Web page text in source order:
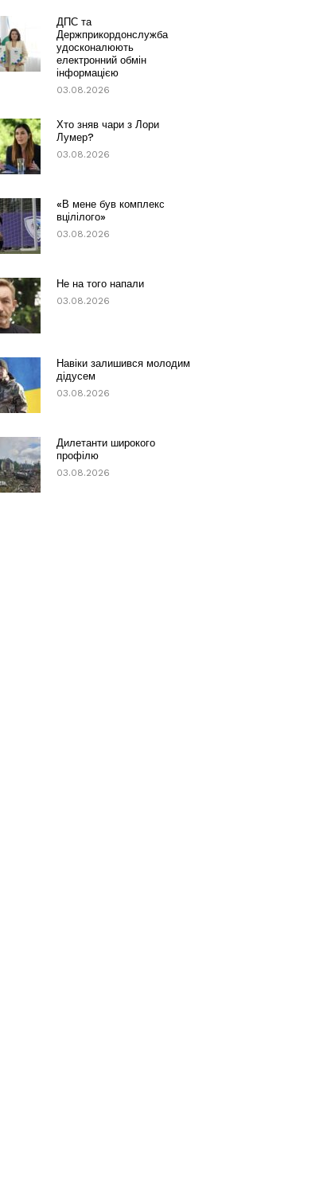
ДПС та
Держприкордонслужба
удосконалюють
електронний обмін
інформацією
03.08.2026
Хто зняв чари з Лори
Лумер?
03.08.2026
«В мене був комплекс
вцілілого»
03.08.2026
Не на того напали
03.08.2026
Навіки залишився молодим
дідусем
03.08.2026
Дилетанти широкого
профілю
03.08.2026